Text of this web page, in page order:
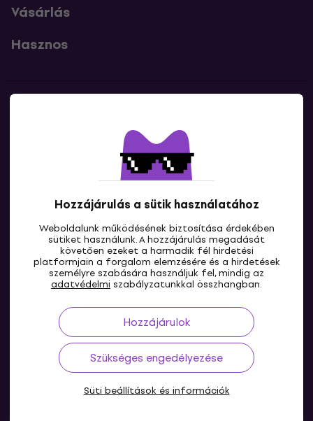
Hozzájárulás a sütik használatához
Weboldalunk működésének biztosítása érdekében
sütiket használunk. A hozzájárulás megadását
követően ezeket a harmadik fél hirdetési
platformjain a forgalom elemzésére és a hirdetések
személyre szabására használjuk fel, mindig az
adatvédelmi szabályzatunkkal összhangban.
Hozzájárulok
Szükséges engedélyezése
Süti beállítások és információk
Vásárlás
Hasznos
Lépj kapcsolatba velünk
HU